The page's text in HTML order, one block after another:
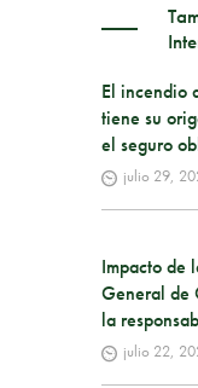
El incendio
tiene su
el seguro
julio 29,
Impacto de
General de
la
julio 22,